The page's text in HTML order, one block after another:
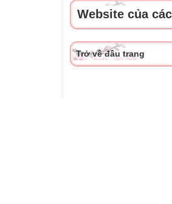
Website của
Trở về đầu trang